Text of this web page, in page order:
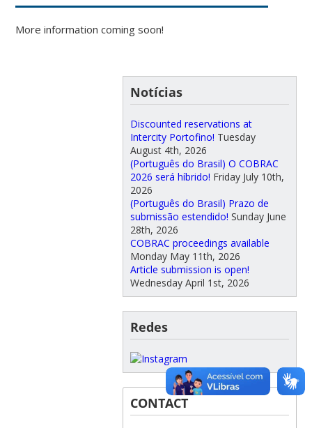
More information coming soon!
Notícias
Discounted reservations at
Intercity Portofino! Tuesday
August 4th, 2026
(Português do Brasil) O COBRAC
2026 será híbrido! Friday July 10th,
2026
(Português do Brasil) Prazo de
submissão estendido! Sunday June
28th, 2026
COBRAC proceedings available
Monday May 11th, 2026
Article submission is open!
Wednesday April 1st, 2026
Redes
CONTACT